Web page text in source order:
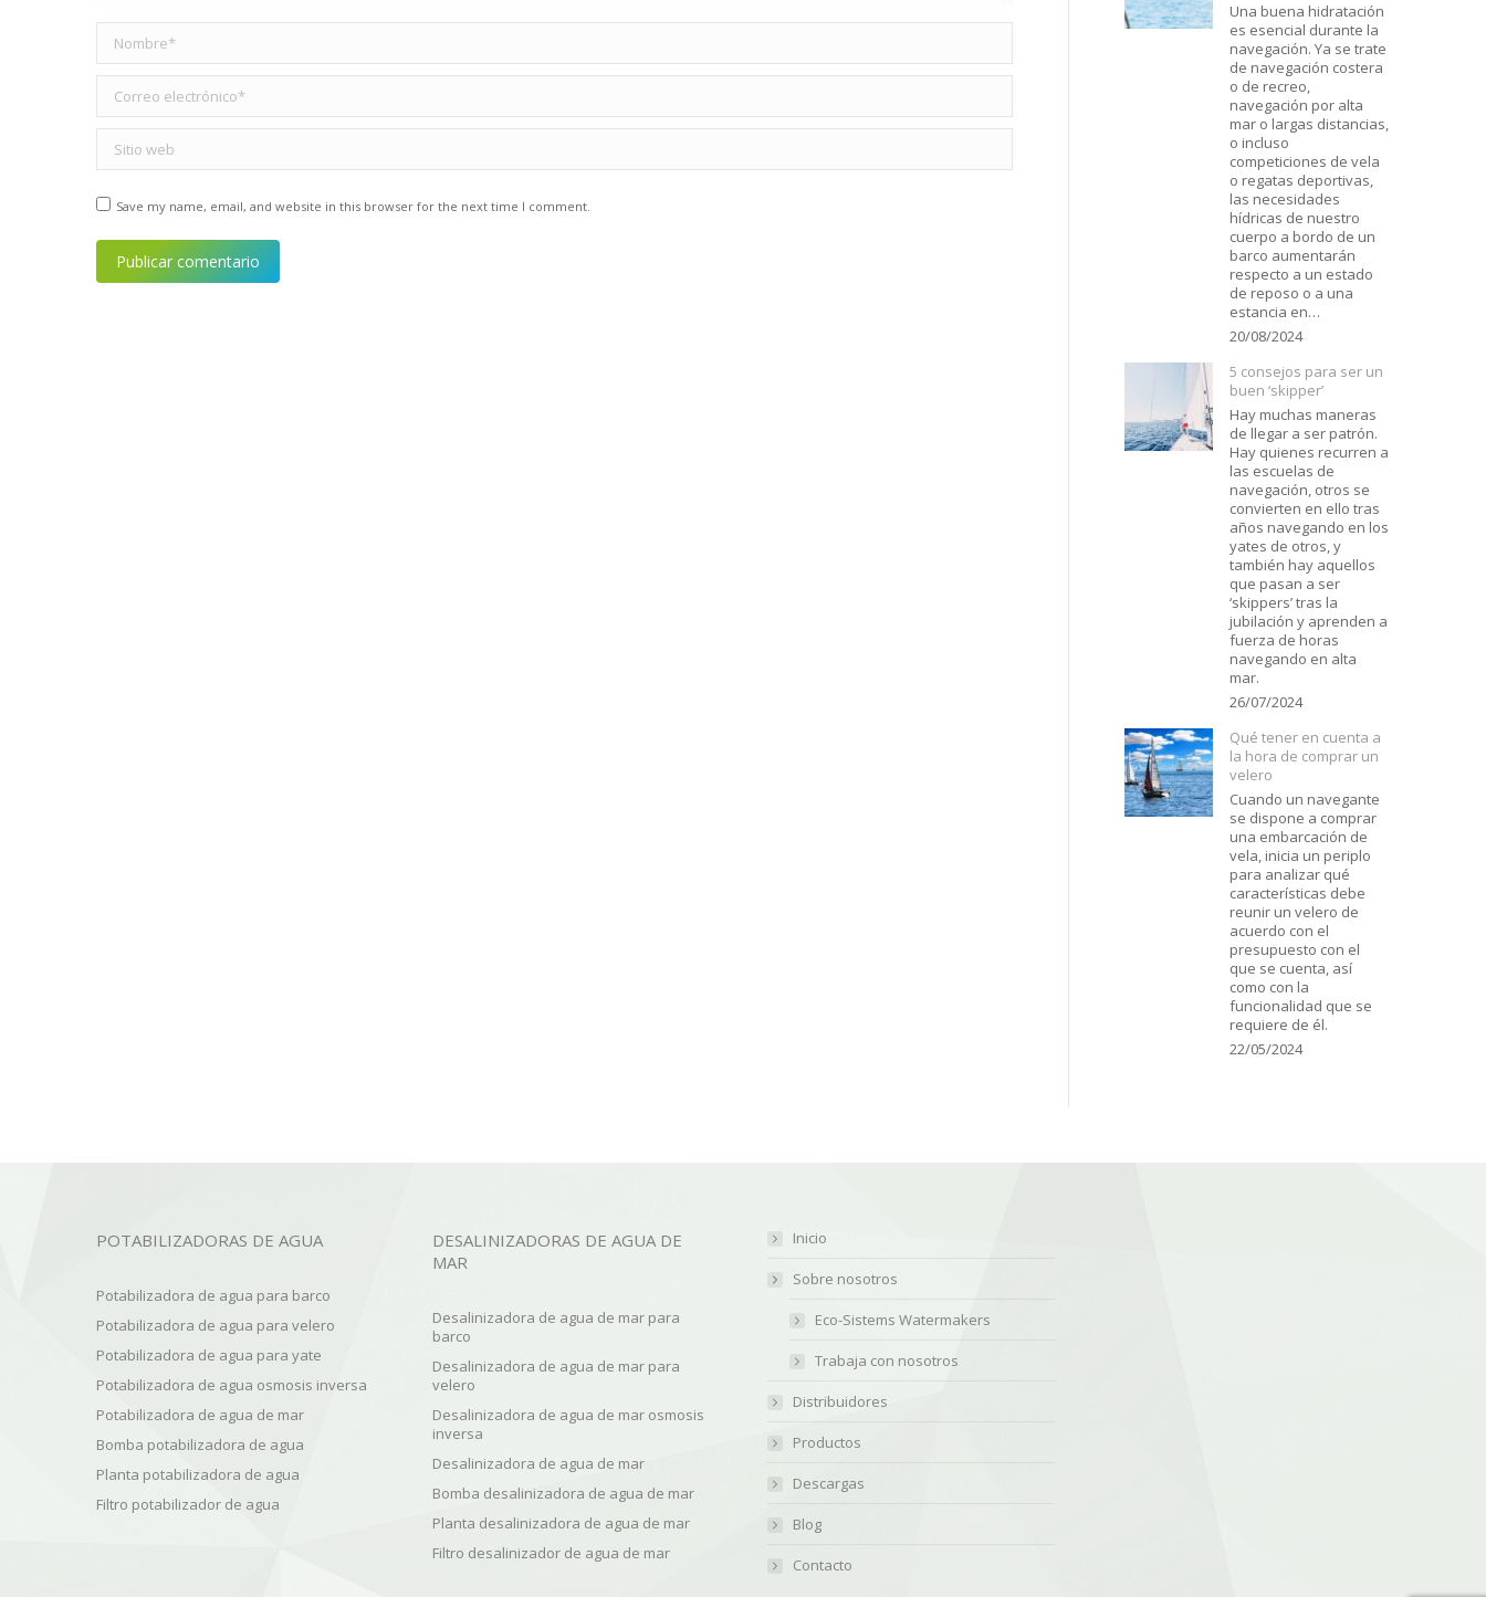
Nombre *
Correo electrónico *
Sitio web
Save my name, email, and website in this browser for the next time I comment.
Publicar comentario
Una buena hidratación
es esencial durante la
navegación. Ya se trate
de navegación costera
o de recreo,
navegación por alta
mar o largas distancias,
o incluso
competiciones de vela
o regatas deportivas,
las necesidades
hídricas de nuestro
cuerpo a bordo de un
barco aumentarán
respecto a un estado
de reposo o a una
estancia en…
20/08/2024
5 consejos para ser un
buen ‘skipper’
Hay muchas maneras
de llegar a ser patrón.
Hay quienes recurren a
las escuelas de
navegación, otros se
convierten en ello tras
años navegando en los
yates de otros, y
también hay aquellos
que pasan a ser
‘skippers’ tras la
jubilación y aprenden a
fuerza de horas
navegando en alta
mar.
26/07/2024
Qué tener en cuenta a
la hora de comprar un
velero
Cuando un navegante
se dispone a comprar
una embarcación de
vela, inicia un periplo
para analizar qué
características debe
reunir un velero de
acuerdo con el
presupuesto con el
que se cuenta, así
como con la
funcionalidad que se
requiere de él.
22/05/2024
POTABILIZADORAS DE AGUA
Potabilizadora de agua para barco
Potabilizadora de agua para velero
Potabilizadora de agua para yate
Potabilizadora de agua osmosis inversa
Potabilizadora de agua de mar
Bomba potabilizadora de agua
Planta potabilizadora de agua
Filtro potabilizador de agua
DESALINIZADORAS DE AGUA DE
MAR
Desalinizadora de agua de mar para
barco
Desalinizadora de agua de mar para
velero
Desalinizadora de agua de mar osmosis
inversa
Desalinizadora de agua de mar
Bomba desalinizadora de agua de mar
Planta desalinizadora de agua de mar
Filtro desalinizador de agua de mar
Inicio
Sobre nosotros
Eco-Sistems Watermakers
Trabaja con nosotros
Distribuidores
Productos
Descargas
Blog
Contacto